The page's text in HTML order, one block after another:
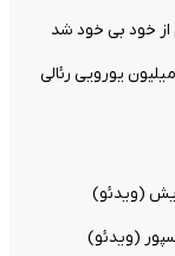
از خود بی خود شد
توافق نهایی با لایپزیگ: دیومانده با قراردادی ۱۴۰ میلیون یورویی رئالی
(ویدئو)
(ویدئو)